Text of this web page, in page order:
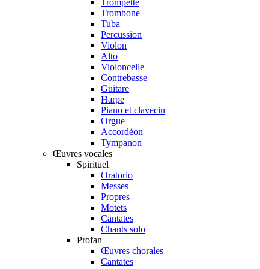
Trombone
Tuba
Percussion
Violon
Alto
Violoncelle
Contrebasse
Guitare
Harpe
Piano et clavecin
Orgue
Accordéon
Tympanon
Œuvres vocales
Spirituel
Oratorio
Messes
Propres
Motets
Cantates
Chants solo
Profan
Œuvres chorales
Cantates